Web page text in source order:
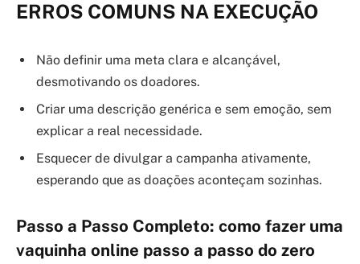
ERROS COMUNS NA EXECUÇÃO
Não definir uma meta clara e alcançável,
desmotivando os doadores.
Criar uma descrição genérica e sem emoção, sem
explicar a real necessidade.
Esquecer de divulgar a campanha ativamente,
esperando que as doações aconteçam sozinhas.
Passo a Passo Completo: como fazer uma
vaquinha online passo a passo do zero